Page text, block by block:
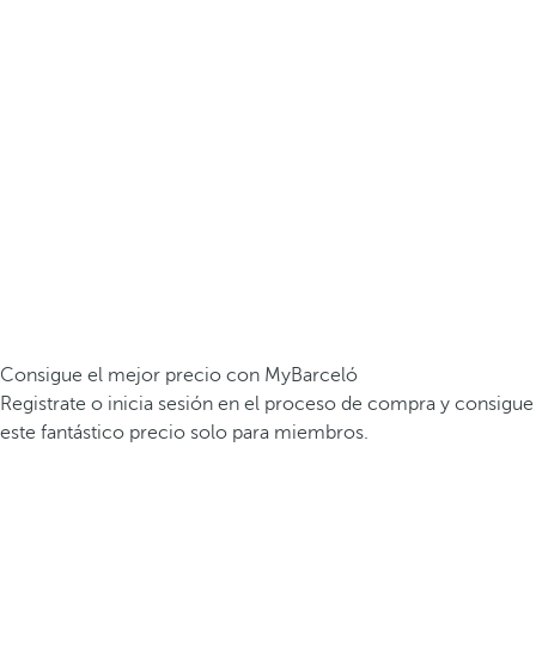
Consigue el mejor precio con MyBarceló
Registrate o inicia sesión en el proceso de compra y consigue
este fantástico precio solo para miembros.